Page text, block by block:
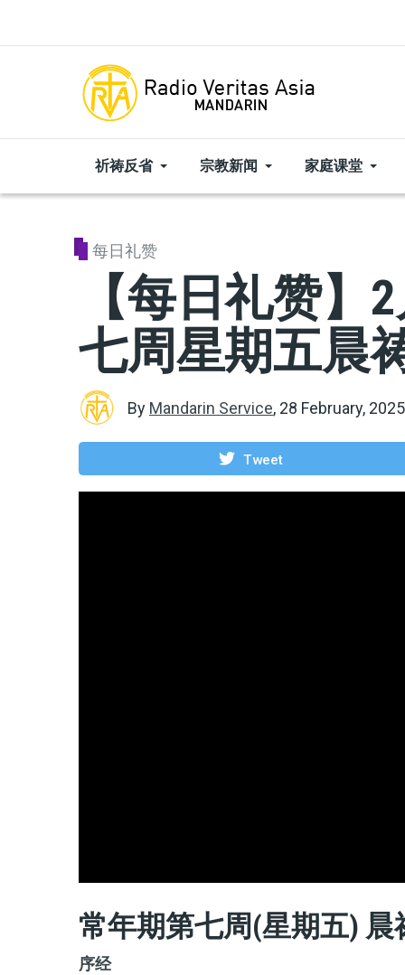
祈祷反省 宗教新闻 家庭课堂
每日礼赞
【每日礼赞】
七周星期五晨
By Mandarin Service, 28 February, 2025
Tweet
常年期第七周(星期五) 晨
序经